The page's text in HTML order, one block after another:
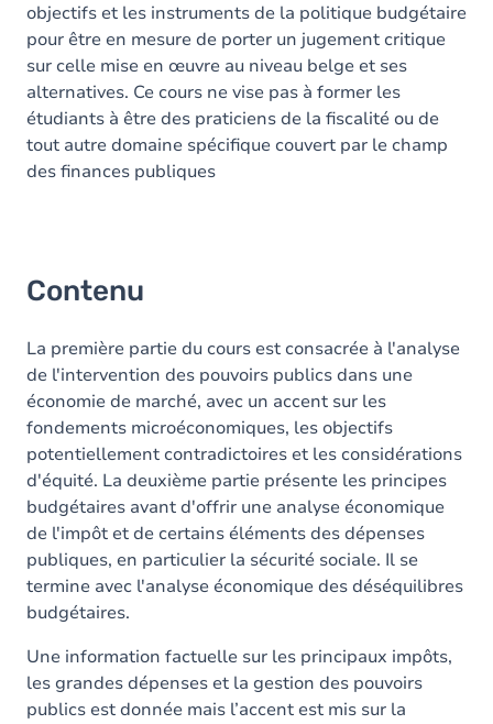
objectifs et les instruments de la politique budgétaire
pour être en mesure de porter un jugement critique
sur celle mise en œuvre au niveau belge et ses
alternatives. Ce cours ne vise pas à former les
étudiants à être des praticiens de la fiscalité ou de
tout autre domaine spécifique couvert par le champ
des finances publiques
Contenu
La première partie du cours est consacrée à l'analyse
de l'intervention des pouvoirs publics dans une
économie de marché, avec un accent sur les
fondements microéconomiques, les objectifs
potentiellement contradictoires et les considérations
d'équité. La deuxième partie présente les principes
budgétaires avant d'offrir une analyse économique
de l'impôt et de certains éléments des dépenses
publiques, en particulier la sécurité sociale. Il se
termine avec l'analyse économique des déséquilibres
budgétaires.
Une information factuelle sur les principaux impôts,
les grandes dépenses et la gestion des pouvoirs
publics est donnée mais l’accent est mis sur la